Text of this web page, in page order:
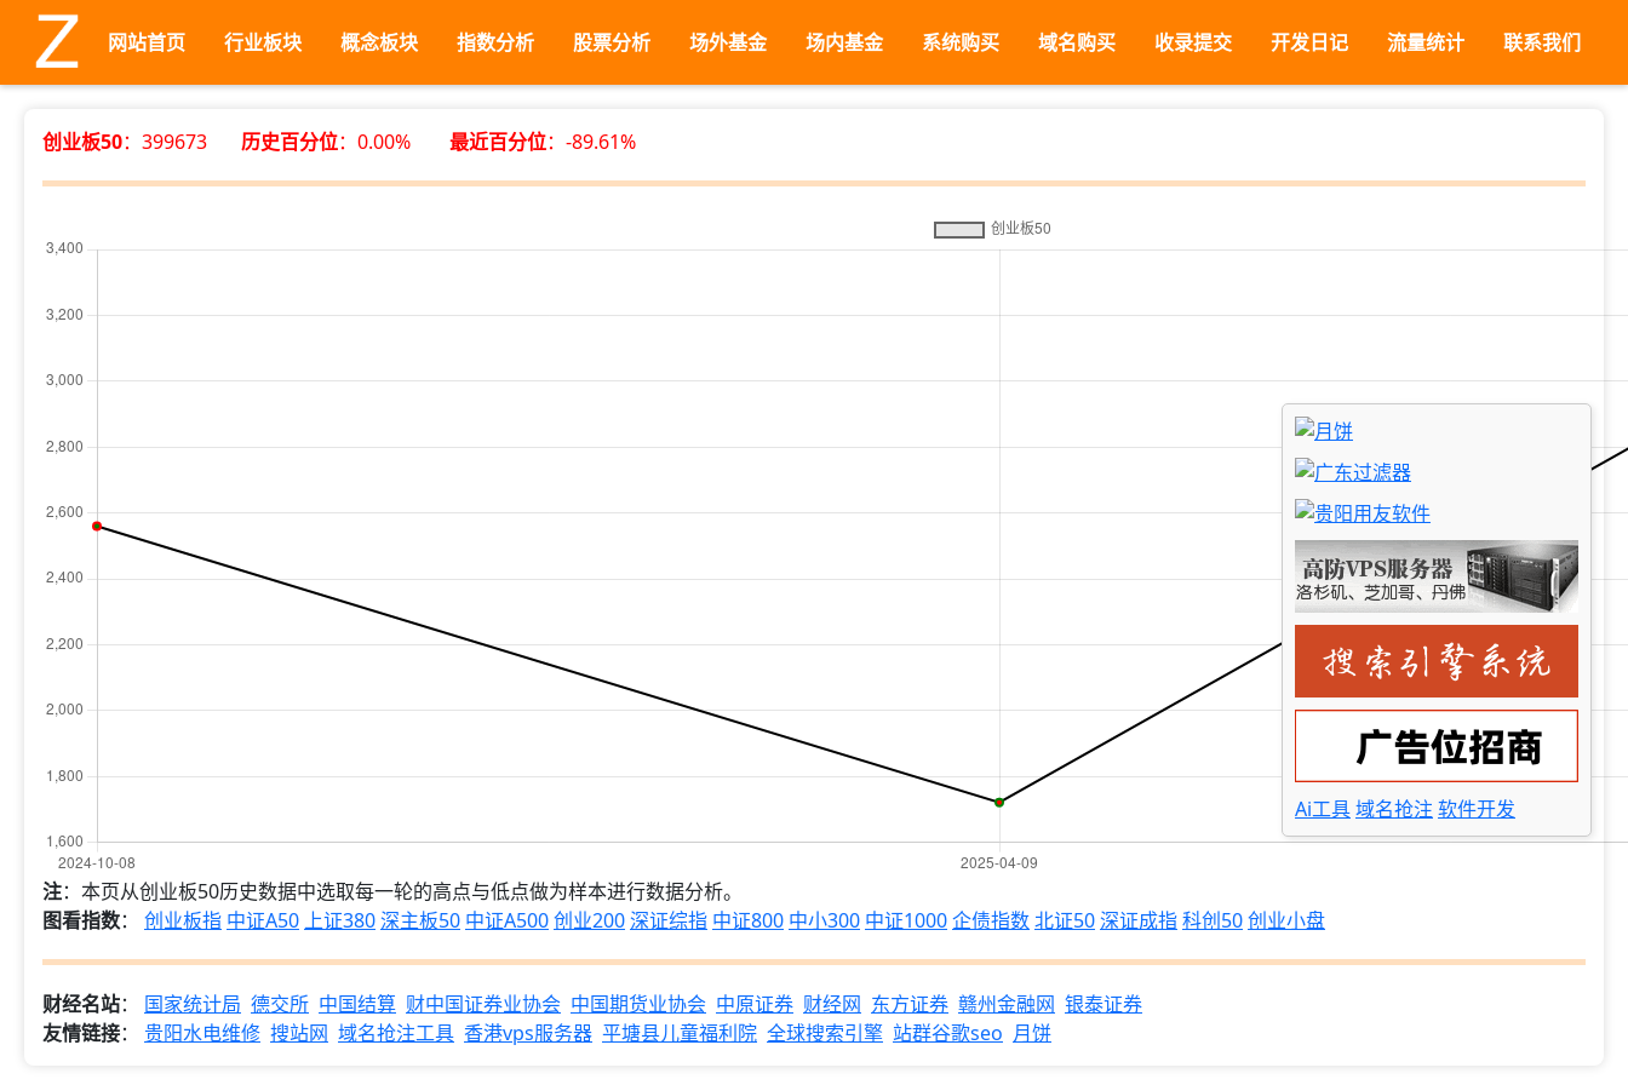
网站首页 行业板块 概念板块 指数分析 股票分析 场外基金 场内基金 系统购买 域名购买 收录提交 开发日记 流量统计 联系我们
创业板50：399673 历史百分位：0.00% 最近百分位：-89.61%
注：本页从创业板50历史数据中选取每一轮的高点与低点做为样本进行数据分析。
图看指数： 创业板指 中证A50 上证380深主板50 中证A500创业200深证综指 中证800 中小300 中证1000企债指数北证50深证成指科创50创业小盘
财经名站： 国家统计局 德交所 中国结算 财中国证券业协会 中国期货业协会 中原证券 财经网 东方证券 赣州金融网 银泰证券
友情链接： 贵阳水电维修 搜站网 域名抢注工具 香港vps服务器 平塘县儿童福利院 全球搜索引擎 站群谷歌seo 月饼
Ai工具域名抢注 软件开发